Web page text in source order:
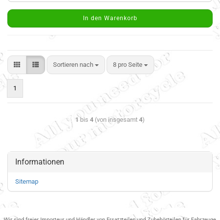
In den Warenkorb
Sortieren nach 8 pro Seite
1
1 bis 4 (von insgesamt 4)
Informationen
Sitemap